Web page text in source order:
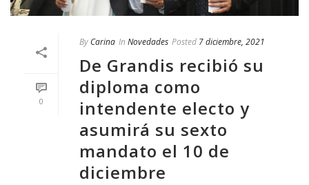
0
By Carina In Novedades Posted 7 diciembre, 2021
De Grandis recibió su
diploma como
intendente electo y
asumirá su sexto
mandato el 10 de
diciembre